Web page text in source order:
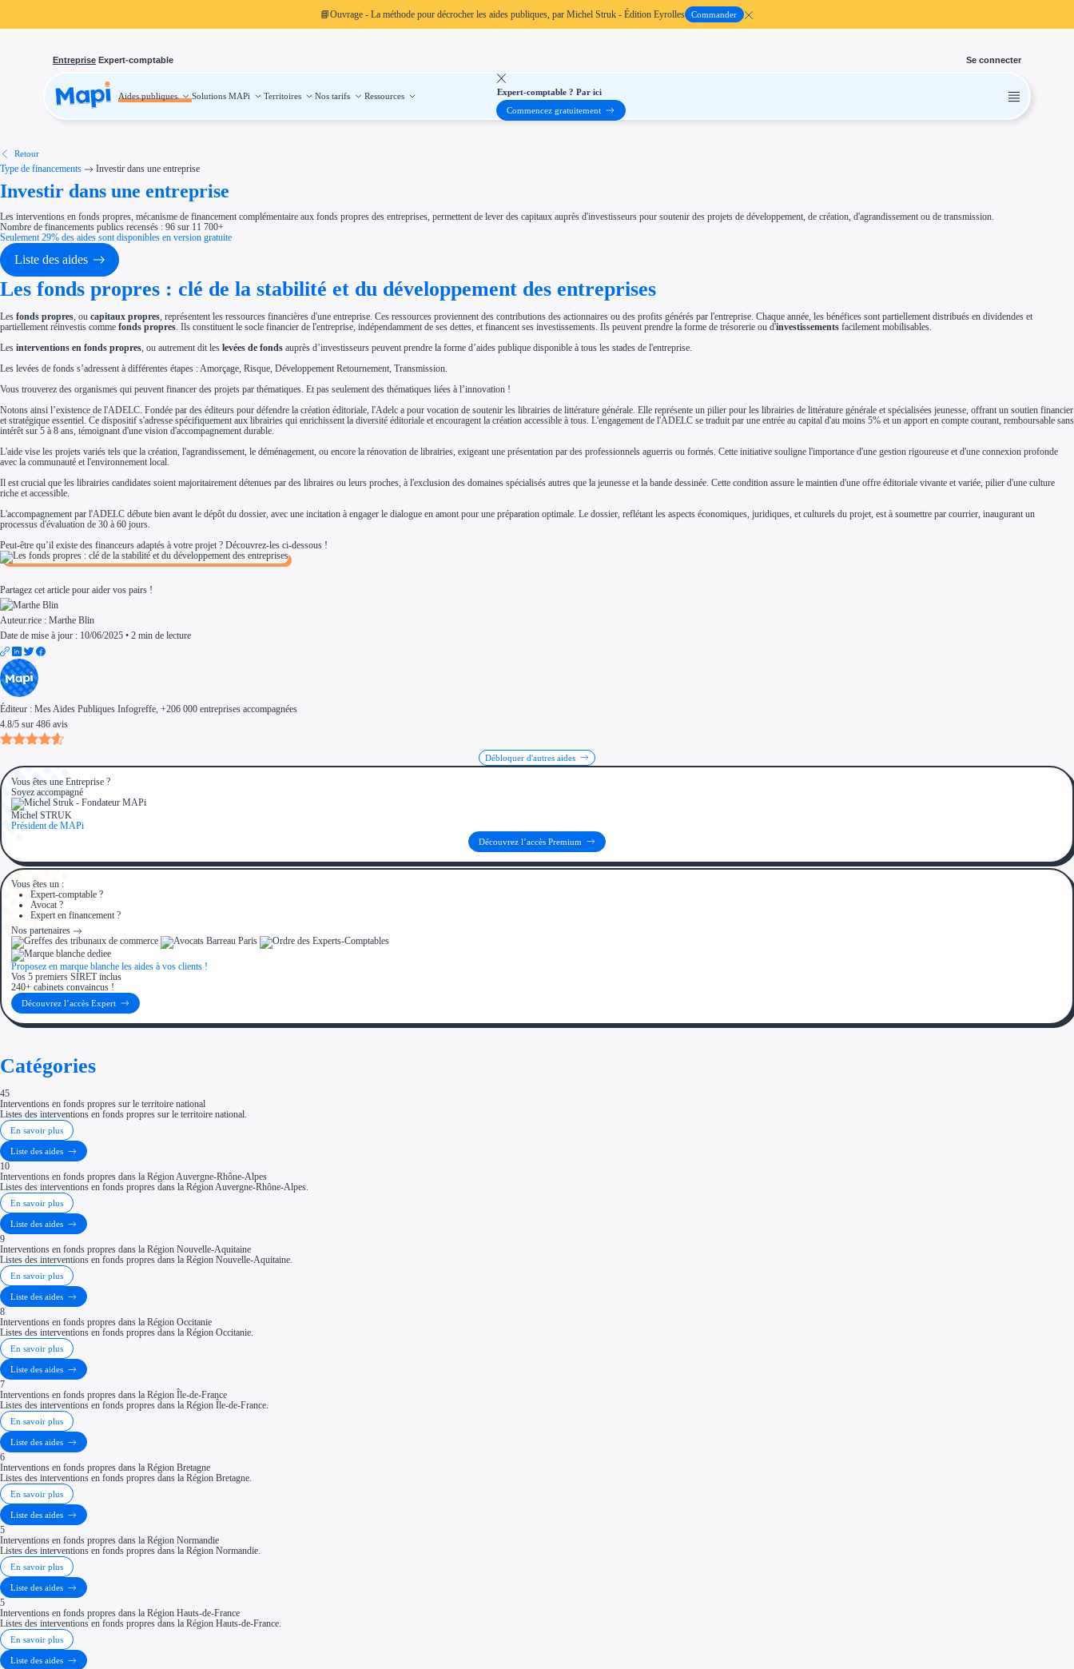
📘Ouvrage - La méthode pour décrocher les aides publiques, par Michel Struk - Édition Eyrolles Commander
Entreprise Expert-comptable Se connecter
Aides publiques Solutions MAPi Territoires Nos tarifs Ressources
Aides publiques
Investissement
Thématiques
Financement innovation
Transition écologique
Développement international
Économies d'énergie et d'eau
Aides RSE entreprise
Étapes de vie
Aides Ressources Humaines
Aides sans remboursement
Subventions
Concours entreprise
Réduction des coûts
Accompagnement entreprise
Investir dans une entreprise
Crédits & réductions d'impôt
Aides Urssaf
Prêts publics
Prêt entreprise
Prêt d'honneur
Appel à projet
Garantie bancaire entreprise
Aides Bpifrance
Aides ADEME
Solutions MAPi
Simulateur d'éligibilité
Trouvez des idées de dépenses éligibles
Ouvrage
Aides Région Bourgogne-Franche-Comté
Régions de I à P
Aides Région Île-de-France
Aides Région Pays de la Loire
Aides Européennes
Ressources
Blog
Nos guides
Nos partenaires
Contactez-nous
Expert-comptable ? Par ici
Commencez gratuitement
Retour
Type de financements Investir dans une entreprise
Investir dans une entreprise
Les interventions en fonds propres, mécanisme de financement complémentaire aux fonds propres des entreprises, permettent de lever des capitaux auprès d'investisseurs pour soutenir des projets de développement, de création, d'agrandissement ou de transmission.
Nombre de financements publics recensés : 96 sur 11 700+
Seulement 29% des aides sont disponibles en version gratuite
Liste des aides
Les fonds propres : clé de la stabilité et du développement des entreprises
Les fonds propres , ou capitaux propres , représentent les ressources financières d'une entreprise. Ces ressources proviennent des contributions des actionnaires ou des profits générés par l'entreprise. Chaque année, les bénéfices sont partiellement distribués en dividendes et
partiellement réinvestis comme fonds propres . Ils constituent le socle financier de l'entreprise, indépendamment de ses dettes, et financent ses investissements. Ils peuvent prendre la forme de trésorerie ou d'investissements facilement mobilisables.
Les interventions en fonds propres , ou autrement dit les levées de fonds auprès d’investisseurs peuvent prendre la forme d’aides publique disponible à tous les stades de l'entreprise.
Les levées de fonds s’adressent à différentes étapes : Amorçage, Risque, Développement Retournement, Transmission.
Vous trouverez des organismes qui peuvent financer des projets par thématiques. Et pas seulement des thématiques liées à l’innovation !
Notons ainsi l’existence de l'ADELC. Fondée par des éditeurs pour défendre la création éditoriale, l'Adelc a pour vocation de soutenir les librairies de littérature générale. Elle représente un pilier pour les librairies de littérature générale et spécialisées jeunesse, offrant un soutien financier
et stratégique essentiel. Ce dispositif s'adresse spécifiquement aux librairies qui enrichissent la diversité éditoriale et encouragent la création accessible à tous. L'engagement de l'ADELC se traduit par une entrée au capital d'au moins 5% et un apport en compte courant, remboursable sans
intérêt sur 5 à 8 ans, témoignant d'une vision d'accompagnement durable.
L'aide vise les projets variés tels que la création, l'agrandissement, le déménagement, ou encore la rénovation de librairies, exigeant une présentation par des professionnels aguerris ou formés. Cette initiative souligne l'importance d'une gestion rigoureuse et d'une connexion profonde
avec la communauté et l'environnement local.
Il est crucial que les librairies candidates soient majoritairement détenues par des libraires ou leurs proches, à l'exclusion des domaines spécialisés autres que la jeunesse et la bande dessinée. Cette condition assure le maintien d'une offre éditoriale vivante et variée, pilier d'une culture
riche et accessible.
L'accompagnement par l'ADELC débute bien avant le dépôt du dossier, avec une incitation à engager le dialogue en amont pour une préparation optimale. Le dossier, reflétant les aspects économiques, juridiques, et culturels du projet, est à soumettre par courrier, inaugurant un
processus d'évaluation de 30 à 60 jours.
Peut-être qu’il existe des financeurs adaptés à votre projet ? Découvrez-les ci-dessous !
Partagez cet article pour aider vos pairs !
Auteur.rice : Marthe Blin
Date de mise à jour : 10/06/2025 • 2 min de lecture
Éditeur : Mes Aides Publiques Infogreffe , +206 000 entreprises accompagnées
4.8/5 sur 486 avis
Débloquer d'autres aides
Vous êtes une Entreprise ?
Soyez accompagné
Michel STRUK
Président de MAPi
Découvrez l’accès Premium
Vous êtes un :
Expert-comptable ?
Avocat ?
Expert en financement ?
Nos partenaires
Proposez en marque blanche les aides à vos clients !
Vos 5 premiers SIRET inclus
240+ cabinets convaincus !
Découvrez l’accès Expert
Catégories
45
Interventions en fonds propres sur le territoire national
Listes des interventions en fonds propres sur le territoire national.
En savoir plus
Liste des aides
10
Interventions en fonds propres dans la Région Auvergne-Rhône-Alpes
Listes des interventions en fonds propres dans la Région Auvergne-Rhône-Alpes.
En savoir plus
Liste des aides
9
Interventions en fonds propres dans la Région Nouvelle-Aquitaine
Listes des interventions en fonds propres dans la Région Nouvelle-Aquitaine.
En savoir plus
Liste des aides
8
Interventions en fonds propres dans la Région Occitanie
Listes des interventions en fonds propres dans la Région Occitanie.
En savoir plus
Liste des aides
7
Interventions en fonds propres dans la Région Île-de-France
Listes des interventions en fonds propres dans la Région Île-de-France.
En savoir plus
Liste des aides
6
Interventions en fonds propres dans la Région Bretagne
Listes des interventions en fonds propres dans la Région Bretagne.
En savoir plus
Liste des aides
5
Interventions en fonds propres dans la Région Normandie
Listes des interventions en fonds propres dans la Région Normandie.
En savoir plus
Liste des aides
5
Interventions en fonds propres dans la Région Hauts-de-France
Listes des interventions en fonds propres dans la Région Hauts-de-France.
En savoir plus
Liste des aides